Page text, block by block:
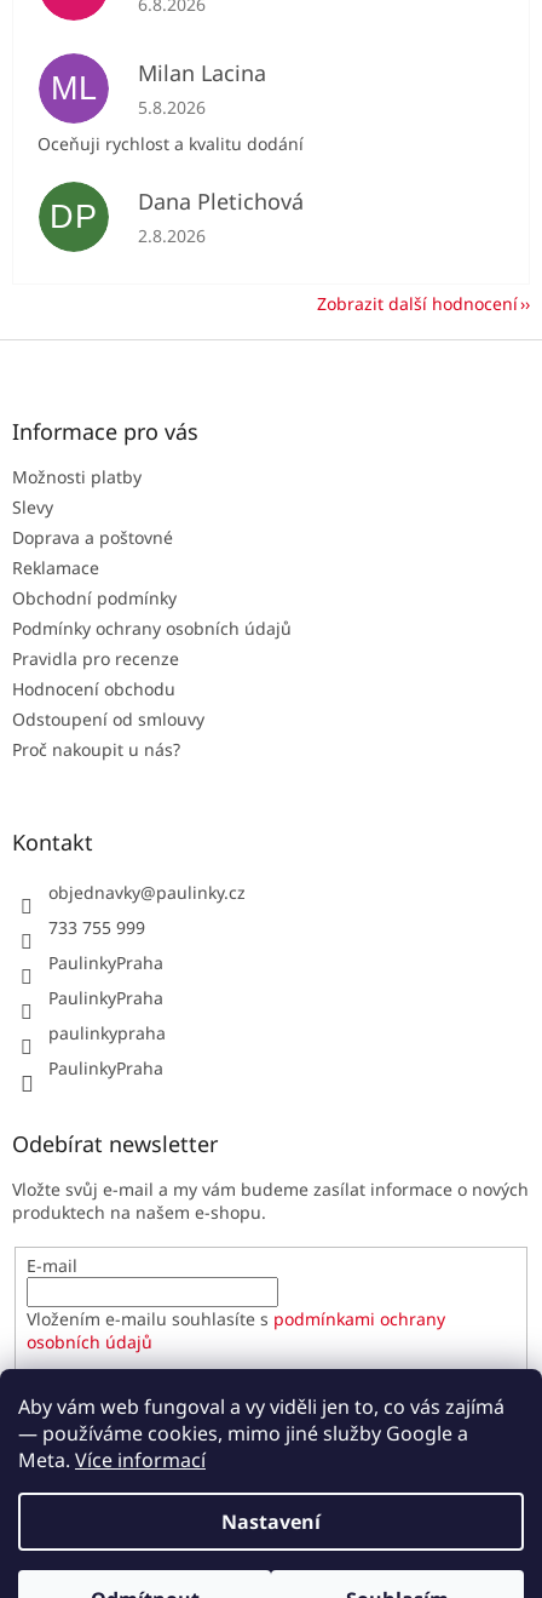
Aby vám web fungoval a vy viděli jen to, co vás zajímá
— používáme cookies, mimo jiné služby Google a
Meta. Více informací
Nastavení
ML Milan Lacina
Hodnocení obchodu je 5 z 5 hvězdiček.
5.8.2026
Oceňuji rychlost a kvalitu dodání
DP Dana Pletichová
Hodnocení obchodu je 5 z 5 hvězdiček.
2.8.2026
Zobrazit další hodnocení
Z
Informace pro vás
Možnosti platby
Slevy
Doprava a poštovné
Reklamace
Obchodní podmínky
Podmínky ochrany osobních údajů
Pravidla pro recenze
Hodnocení obchodu
Odstoupení od smlouvy
Proč nakoupit u nás?
Kontakt
objednavky@paulinky.cz
733 755 999
PaulinkyPraha
PaulinkyPraha
paulinkypraha
PaulinkyPraha
Odebírat newsletter
Vložte svůj e-mail a my vám budeme zasílat informace o nových
produktech na našem e-shopu.
E-mail
Vložením e-mailu souhlasíte s podmínkami ochrany
osobních údajů
PŘIHLÁSIT SE
Paulínky.cz. Všechna práva vyhrazena.